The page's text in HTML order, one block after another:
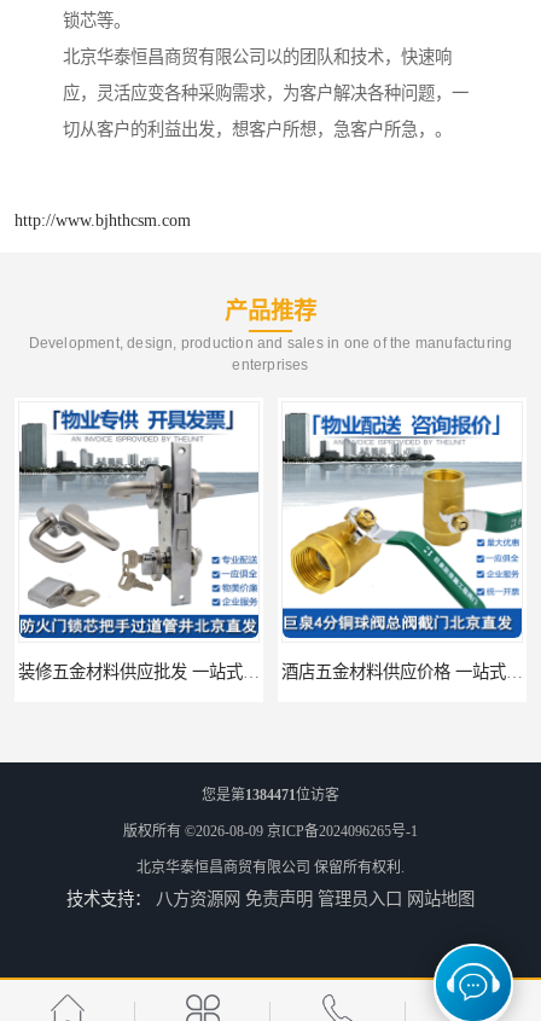
锁芯等。
北京华泰恒昌商贸有限公司以的团队和技术，快速响
应，灵活应变各种采购需求，为客户解决各种问题，一
切从客户的利益出发，想客户所想，急客户所急，。
http://www.bjhthcsm.com
产品推荐
Development, design, production and sales in one of the manufacturing
enterprises
建筑五金材料供应配送 一站式五金材料供应商 脸盆冷热水龙头批发商 水龙头冷热洗脸盆池 全城配送
您是第1384471位访客
版权所有 ©2026-08-09 京ICP备2024096265号-1
北京华泰恒昌商贸有限公司 保留所有权利.
技术支持： 八方资源网 免责声明 管理员入口 网站地图